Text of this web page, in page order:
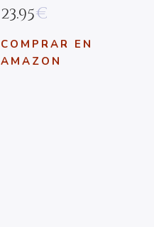
4.83
de 5
23.95€
COMPRAR EN
AMAZON